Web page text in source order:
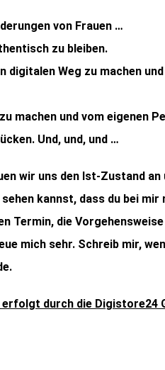
von Frauen …
zu bleiben.
digitalen Weg zu machen
machen und vom eigenen
Und, und, und …
wir uns den Ist-Zustand
kannst, dass du bei
Termin, die
mich sehr. Schreib mir,
erfolgt durch die Digistore24